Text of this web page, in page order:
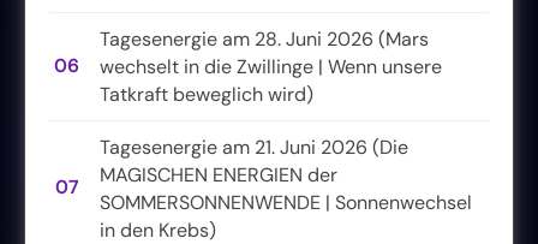
06
Tagesenergie am 28. Juni 2026 (Mars
wechselt in die Zwillinge | Wenn unsere
Tatkraft beweglich wird)
07
Tagesenergie am 21. Juni 2026 (Die
MAGISCHEN ENERGIEN der
SOMMERSONNENWENDE | Sonnenwechsel
in den Krebs)